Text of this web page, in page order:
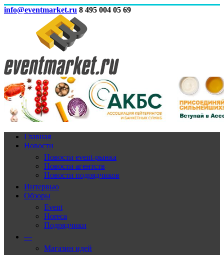
info@eventmarket.ru 8 495 004 05 69
Главная
Новости
Новости event-рынка
Новости агентств
Новости подрядчиков
Интервью
Обзоры
Event
Horeca
Подрядчики
—
Магазин идей